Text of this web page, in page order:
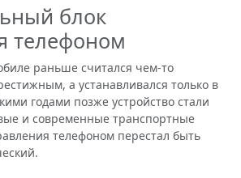
блок
телефоном
раньше считался чем-то
а устанавливался только в
годами позже устройство стали
и современные транспортные
телефоном перестал быть